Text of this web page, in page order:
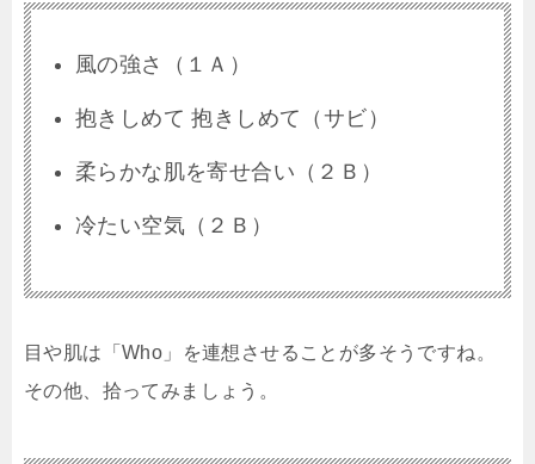
風の強さ（１Ａ）
抱きしめて 抱きしめて（サビ）
柔らかな肌を寄せ合い（２Ｂ）
冷たい空気（２Ｂ）
目や肌は「Who」を連想させることが多そうですね。
その他、拾ってみましょう。